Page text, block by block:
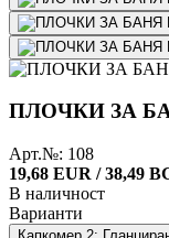
ПЛОЧКИ ЗА
Арт.№: 108
19,68 EUR / 38,49
В наличност
Варианти